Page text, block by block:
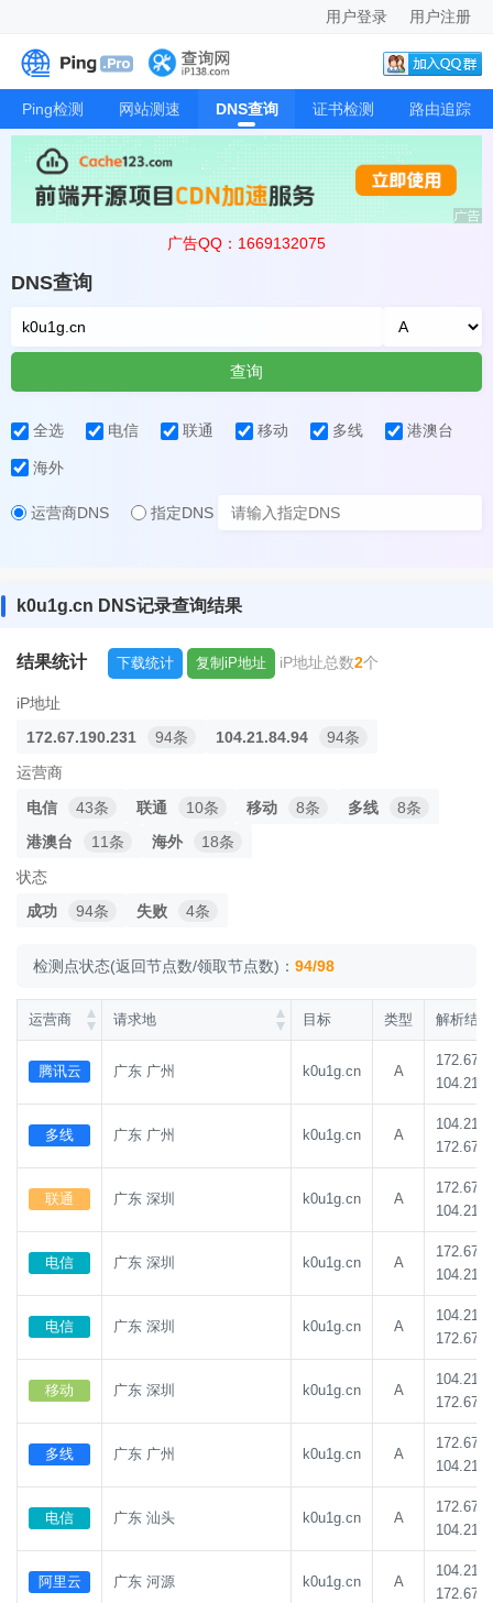
用户登录 用户注册
Ping检测 网站测速 DNS查询 证书检测 路由追踪
广告QQ：1669132075
DNS查询
查询
全选 电信 联通 移动 多线 港澳台
海外
运营商DNS 指定DNS
k0u1g.cn DNS记录查询结果
结果统计 下载统计 复制iP地址 iP地址总数2个
iP地址
172.67.190.231
94条 104.21.84.94
94条
运营商
电信
43条 联通 10条 移动 8条 多线
8条
港澳台
11条 海外
18条
状态
成功
94条 失败 4条
检测点状态(返回节点数/领取节点数)： 94/98
运营商 请求地 目标 类型 解析结果
腾讯云 广东 广州 k0u1g.cn A
多线 广东 广州 k0u1g.cn A
联通 广东 深圳 k0u1g.cn A
电信 广东 深圳 k0u1g.cn A
电信 广东 深圳 k0u1g.cn A
移动 广东 深圳 k0u1g.cn A
多线 广东 广州 k0u1g.cn A
电信 广东 汕头 k0u1g.cn A
阿里云 广东 河源 k0u1g.cn A